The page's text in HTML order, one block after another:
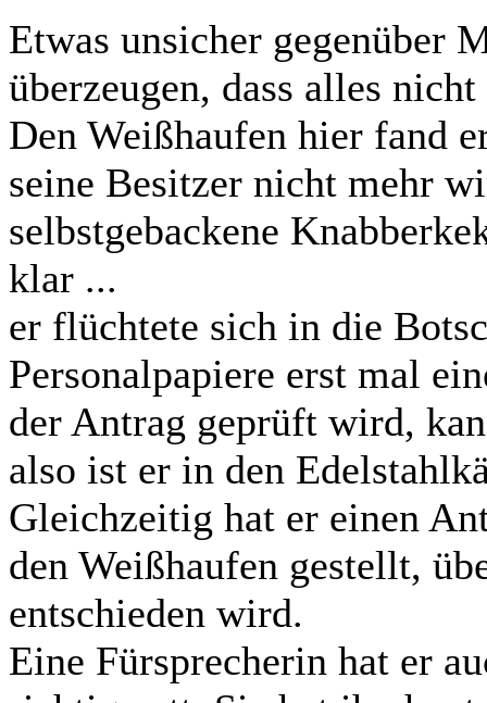
Etwas unsicher gegenüber
überzeugen, dass alles
Den Weißhaufen hier fand
seine Besitzer nicht mehr
selbstgebackene
klar ...
er flüchtete sich in die
Personalpapiere erst mal
der Antrag geprüft wird,
also ist er in den
Gleichzeitig hat er einen
den Weißhaufen gestellt,
entschieden wird.
Eine Fürsprecherin hat er